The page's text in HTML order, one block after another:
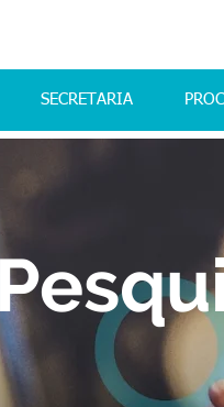
SECRETARIA